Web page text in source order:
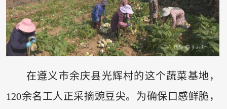
在遵义市余庆县光辉村的这个蔬菜基地，
120余名工人正采摘豌豆尖。为确保口感鲜脆，